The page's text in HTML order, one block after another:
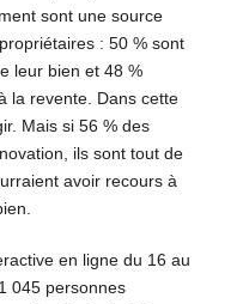
sont une source
: 50 % sont
leur bien et 48 %
la revente. Dans cette
Mais si 56 % des
ils sont tout de
avoir recours à
en ligne du 16 au
045 personnes